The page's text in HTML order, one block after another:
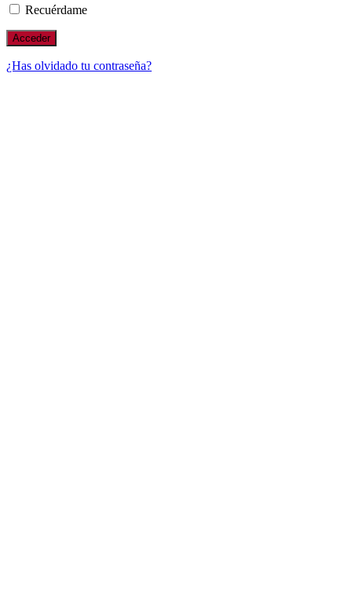
Recuérdame
¿Has olvidado tu contraseña?